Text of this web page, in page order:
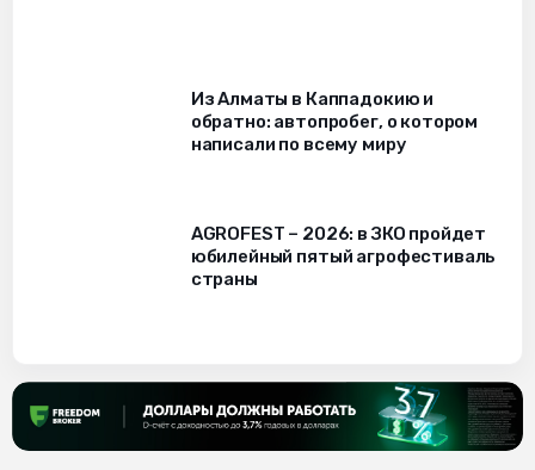
Из Алматы в Каппадокию и
обратно: автопробег, о котором
написали по всему миру
AGROFEST – 2026: в ЗКО пройдет
юбилейный пятый агрофестиваль
страны